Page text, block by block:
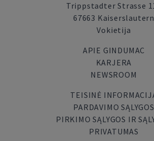
Trippstadter Strasse
67663 Kaiserslautern
Vokietija
APIE GINDUMAC
KARJERA
NEWSROOM
TEISINĖ
PARDAVIMO SĄLYGOS
PIRKIMO SĄLYGOS IR
PRIVATUMAS